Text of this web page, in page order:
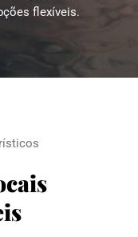
flexíveis.